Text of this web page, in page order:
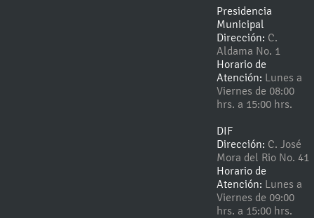
Presidencia
Municipal
Dirección: C.
Aldama No. 1
Horario de
Atención: Lunes a
Viernes de 08:00
hrs. a 15:00 hrs.
DIF
Dirección: C. José
Mora del Rio No. 41
Horario de
Atención: Lunes a
Viernes de 09:00
hrs. a 15:00 hrs.